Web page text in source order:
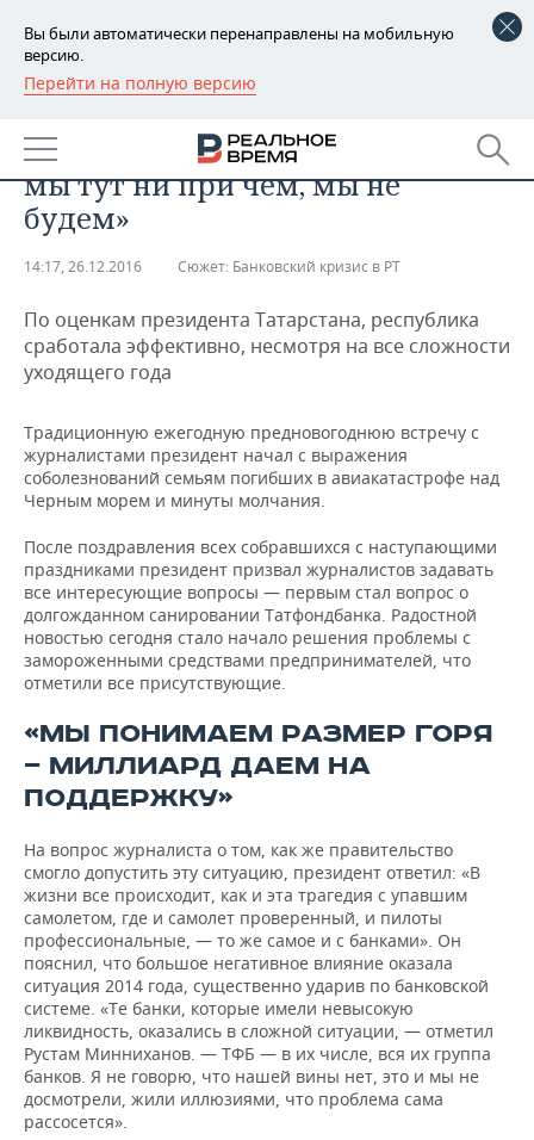
Вы были автоматически перенаправлены на мобильную
версию.
Перейти на полную версию
РЕГИОНЫ
БАШКОРТОСТАН
ТАТАРСТАН
НОВОСТИ
АНАЛИТИКА
КОРОЛИ ГОСЗАКАЗА ПФО
КОМУ ПРИНАДЛЕЖАТ
ТОРГОВЫЕ ЦЕНТРЫ
ТАТАРСТАНА
ФИНАНСЫ
БЮДЖЕТ
НОВОСТИ
ПРОМЫШЛЕННОСТИ
АГРОПРОМ
МАШИНОСТРОЕНИЕ
НЕФТЕХИМИЯ
НЕФТЬ
ОПК
НЕДВИЖИМОСТЬ
НОВОСТИ АВТО
БИЗНЕС
РОЗНИЧНАЯ ТОРГОВЛЯ
ТРАНСПОРТ
УСЛУГИ
НОВОСТИ ТЕХНОЛОГИЙ
IT
МЕДИА
ТЕЛЕКОММУНИКАЦИИ
МЕРОПРИЯТИЯ
НОВОСТИ МЕРОПРИЯТИЙ
ВЫЕЗДНАЯ РЕДАКЦИЯ
БИЗНЕС-БРАНЧИ
ONLINE-КОНФЕРЕНЦИИ
ОТКРЫТАЯ ЛЕКЦИЯ
СПОРТ
НОВОСТИ СПОРТА
ФУТБОЛ
ХОККЕЙ
БАСКЕТБОЛ
ВОЛЕЙБОЛ
КИБЕРСПОРТ
ФИГУРНОЕ КАТАНИЕ
ВОДНЫЕ ВИДЫ СПОРТА
ХОККЕЙ С МЯЧОМ
ОБЩЕСТВО
НОВОСТИ ОБЩЕСТВА
ВЛАСТЬ
ИНФРАСТРУКТУРА
ИСТОРИЯ
КУЛЬТУРА
МЕДИЦИНА
ОБРАЗОВАНИЕ
ПРОИСШЕСТВИЯ
ФОТОГАЛЕРЕЯ
СЮЖЕТЫ
СПРАВОЧНИК
СПИСОК ПЕРСОН
СПИСОК КОМПАНИЙ
ПОЛНАЯ ВЕРСИЯ
«Оправдываться и говорить, что
мы тут ни при чем, мы не
будем»
14:17, 26.12.2016 Сюжет: Банковский кризис в РТ
По оценкам президента Татарстана, республика
сработала эффективно, несмотря на все сложности
уходящего года
Традиционную ежегодную предновогоднюю встречу с
журналистами президент начал с выражения
соболезнований семьям погибших в авиакатастрофе над
Черным морем и минуты молчания.
После поздравления всех собравшихся с наступающими
праздниками президент призвал журналистов задавать
все интересующие вопросы — первым стал вопрос о
долгожданном санировании Татфондбанка. Радостной
новостью сегодня стало начало решения проблемы с
замороженными средствами предпринимателей, что
отметили все присутствующие.
«МЫ ПОНИМАЕМ РАЗМЕР ГОРЯ
— МИЛЛИАРД ДАЕМ НА
ПОДДЕРЖКУ»
На вопрос журналиста о том, как же правительство
смогло допустить эту ситуацию, президент ответил: «В
жизни все происходит, как и эта трагедия с упавшим
самолетом, где и самолет проверенный, и пилоты
профессиональные, — то же самое и с банками». Он
пояснил, что большое негативное влияние оказала
ситуация 2014 года, существенно ударив по банковской
системе. «Те банки, которые имели невысокую
ликвидность, оказались в сложной ситуации, — отметил
Рустам Минниханов. — ТФБ — в их числе, вся их группа
банков. Я не говорю, что нашей вины нет, это и мы не
досмотрели, жили иллюзиями, что проблема сама
рассосется».